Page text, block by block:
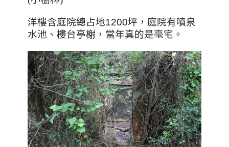
洋樓含庭院總占地1200坪，庭院有噴泉
水池、樓台亭榭，當年真的是毫宅。